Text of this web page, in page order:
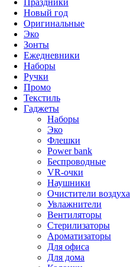
Праздники
Новый год
Оригинальные
Эко
Зонты
Ежедневники
Наборы
Ручки
Промо
Текстиль
Гаджеты
Наборы
Эко
Флешки
Power bank
Беспроводные
VR-очки
Наушники
Очистители воздуха
Увлажнители
Вентиляторы
Стерилизаторы
Ароматизаторы
Для офиса
Для дома